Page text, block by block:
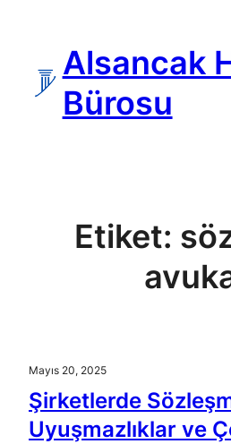
Alsancak
Bürosu
Etiket:
Mayıs 20, 2025
Şirketlerde
Uyuşmazlıklar ve